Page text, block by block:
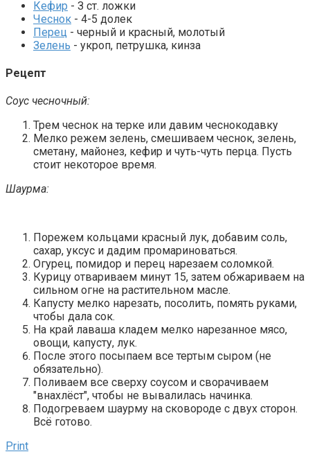
Кефир - З ст. ложки
Чеснок - 4-5 долек
Перец - черный и красный, молотый
Зелень - укроп, петрушка, кинза
Рецепт
Cоус чесночный:
Трем чеснок на терке или давим чеснокодавку
Мелко режем зелень, смешиваем чеснок, зелень,
сметану, майонез, кефир и чуть-чуть перца. Пусть
стоит некоторое время.
Шаурма:
Порежем кольцами красный лук, добавим соль,
сахар, уксус и дадим промариноваться.
Огурец, помидор и перец нарезаем соломкой.
Курицу отвариваем минут 15, затем обжариваем на
сильном огне на растительном масле.
Капусту мелко нарезать, посолить, помять руками,
чтобы дала сок.
На край лаваша кладем мелко нарезанное мясо,
овощи, капусту, лук.
После этого посыпаем все тертым сыром (не
обязательно).
Поливаем все сверху соусом и сворачиваем
"внахлёст", чтобы не вывалилась начинка.
Подогреваем шаурму на сковороде с двух сторон.
Всё готово.
Print